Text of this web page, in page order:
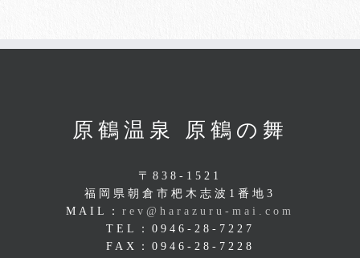
原鶴温泉 原鶴の舞
〒838-1521
福岡県朝倉市杷木志波1番地3
MAIL： rev@harazuru-mai.com
TEL：0946-28-7227
FAX：0946-28-7228